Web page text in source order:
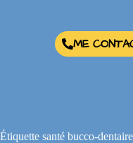
ME
Étiquette santé bucco-